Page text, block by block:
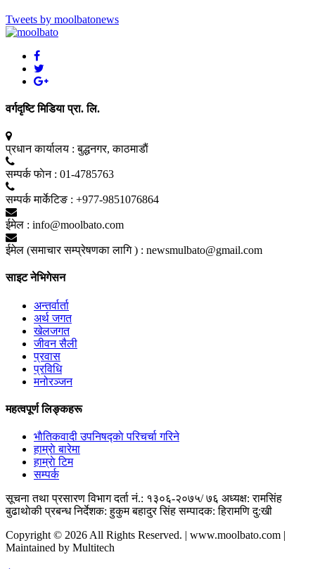
Tweets by moolbatonews
वर्गदृष्टि मिडिया प्रा. लि.
प्रधान कार्यालय : बुद्धनगर, काठमाडाैं
सम्पर्क फाेन : 01-4785763
सम्पर्क मार्केटिङ : +977-9851076864
ईमेल : info@moolbato.com
ईमेल (समाचार सम्प्रेषणका लागि ) : newsmulbato@gmail.com
साइट नेभिगेसन
अन्तर्वार्ता
अर्थ जगत
खेलजगत
जीवन सैली
प्रवास
प्रविधि
मनोरञ्जन
महत्वपूर्ण लिङ्कहरू
भाैतिकवादी उपनिषद्काे परिचर्चा गरिने
हाम्राे बारेमा
हाम्राे टिम
सम्पर्क
सूचना तथा प्रसारण विभाग दर्ता नं.: १३०६-२०७५/ ७६ अध्यक्ष: रामसिंह
बुढाथाेकी प्रबन्ध निर्देशक: हुकुम बहादुर सिंह सम्पादक: हिरामणि दु:खी
Copyright © 2026 All Rights Reserved. | www.moolbato.com |
Maintained by Multitech